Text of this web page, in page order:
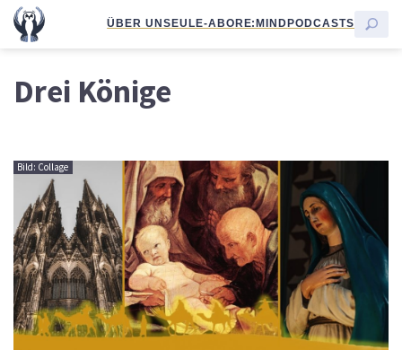
ÜBER UNSEULE-ABORE:MINDPODCASTS
Drei Könige
Bild: Collage